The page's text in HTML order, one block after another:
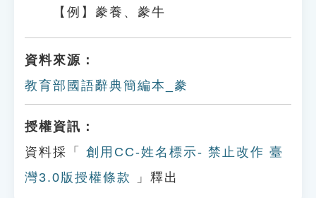
【例】豢養、豢牛
資料來源：
教育部國語辭典簡編本_豢
授權資訊：
資料採「
創用CC-姓名標示- 禁止改作 臺
灣3.0版授權條款
」釋出